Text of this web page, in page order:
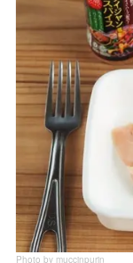
Photo by muccinpurin